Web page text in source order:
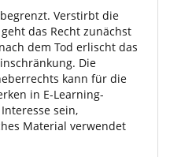
Verstirbt die
das Recht zunächst
dem Tod erlischt das
Die
kann für die
in E-Learning-
sein,
Material verwendet